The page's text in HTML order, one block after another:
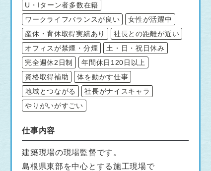
U・Iターン者多数在籍
ワークライフバランスが良い
女性が活躍中
産休・育休取得実績あり
社長との距離が近い
オフィスが禁煙・分煙
土・日・祝日休み
完全週休2日制
年間休日120日以上
資格取得補助
体を動かす仕事
地域とつながる
社長がナイスキャラ
やりがいがすごい
仕事内容
建築現場の現場監督です。
島根県東部を中心とする施工現場で